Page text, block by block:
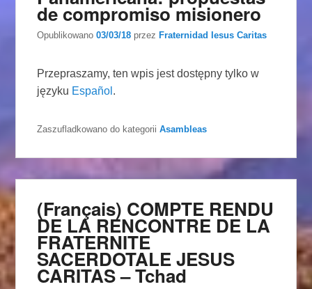
de compromiso misionero
Opublikowano03/03/18 przezFraternidad Iesus Caritas
Przepraszamy, ten wpis jest dostępny tylko w
języku Español .
Zaszufladkowano do kategorii Asambleas
(Français) COMPTE RENDU
DE LA RENCONTRE DE LA
FRATERNITE
SACERDOTALE JESUS
CARITAS – Tchad